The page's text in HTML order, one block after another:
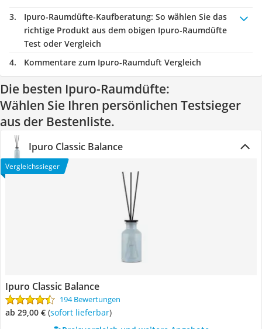
Ipuro-Raumdüfte-Kaufberatung: So wählen Sie das
richtige Produkt aus dem obigen Ipuro-Raumdüfte
Test oder Vergleich
Kommentare zum Ipuro-Raumduft Vergleich
Die besten Ipuro-Raumdüfte:
Wählen Sie Ihren persönlichen Testsieger
aus der Bestenliste.
Ipuro Classic Balance
Vergleichssieger
Ipuro Classic Balance
194 Bewertungen
ab 29,00 € ( Sofort lieferbar)